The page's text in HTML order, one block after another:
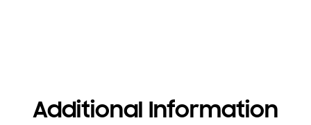
Additional Information